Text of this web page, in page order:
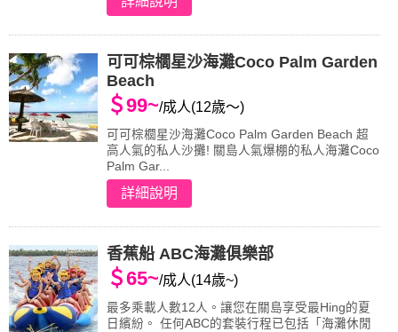
可可棕櫚星沙海灘Coco Palm Garden
Beach
＄99~/成人(12歳～)
可可棕櫚星沙海灘Coco Palm Garden Beach 超
高人氣的私人沙攤! 關島人氣爆棚的私人海灘Coco
Palm Gar...
詳細說明
香蕉船 ABC海灘俱樂部
＄65~/成人(14歳~)
最多乘載人數12人。讓您在關島享受最Hing的夏
日繽紛。 任何ABC的套裝行程已包括「海灘休閒